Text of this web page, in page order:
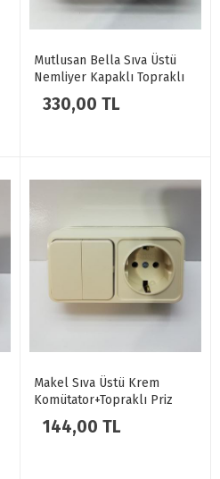
Mutlusan Bella Sıva Üstü
Nemliyer Kapaklı Topraklı
Priz + Komütatör Gri
330,00 TL
Makel Sıva Üstü Krem
Komütator+Topraklı Priz
452A2
144,00 TL